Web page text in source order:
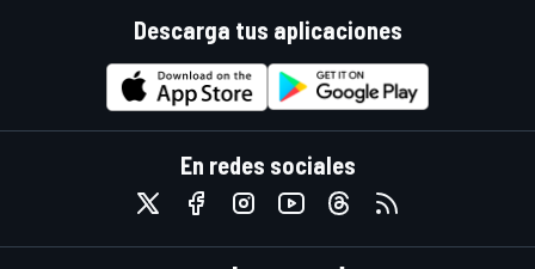
Descarga tus aplicaciones
En redes sociales